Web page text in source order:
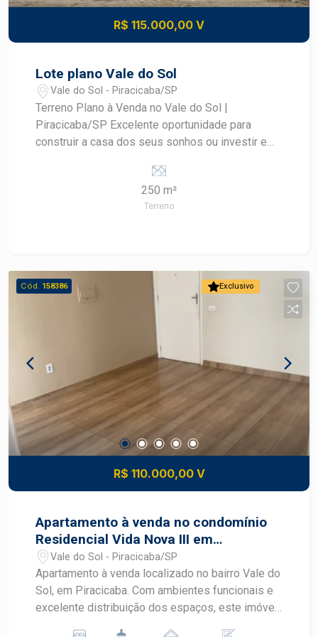
R$ 115.000,00 V
Lote plano Vale do Sol
Vale do Sol - Piracicaba/SP
Terreno Plano à Venda no Vale do Sol |
Piracicaba/SP Excelente oportunidade para
construir a casa dos seus sonhos ou investir em
com 250 m² (10 x 25 metros), totalmente plano,
proporcionando praticidade na execução do
projeto e menor custo com terraplenagem.
principais vias da cidade e proximidade de
comércios, escolas, serviços e transporte.
Topografia plana; Excelente aproveitamento do
terreno; Ideal para construção residencial; Bairro
em expansão e com grande potencial de
valorização. Entre em contato para mais
informações e agende uma visita!
250 m²
Terreno
Exclusivo
Cód. 158386
R$ 110.000,00 V
Apartamento à venda no condomínio
Residencial Vida Nova III em
Piracicaba
Vale do Sol - Piracicaba/SP
Apartamento à venda localizado no bairro Vale do
Sol, em Piracicaba. Com ambientes funcionais e
excelente distribuição dos espaços, este imóvel